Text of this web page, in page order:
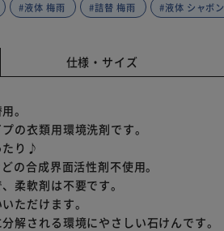
#液体 梅雨 #詰替 梅雨 #液体 シャボン
仕様・サイズ
。
の衣類用環境洗剤です。
たり♪
の合成界面活性剤不使用。
柔軟剤は不要です。
ただけます。
解される環境にやさしい石けんです。